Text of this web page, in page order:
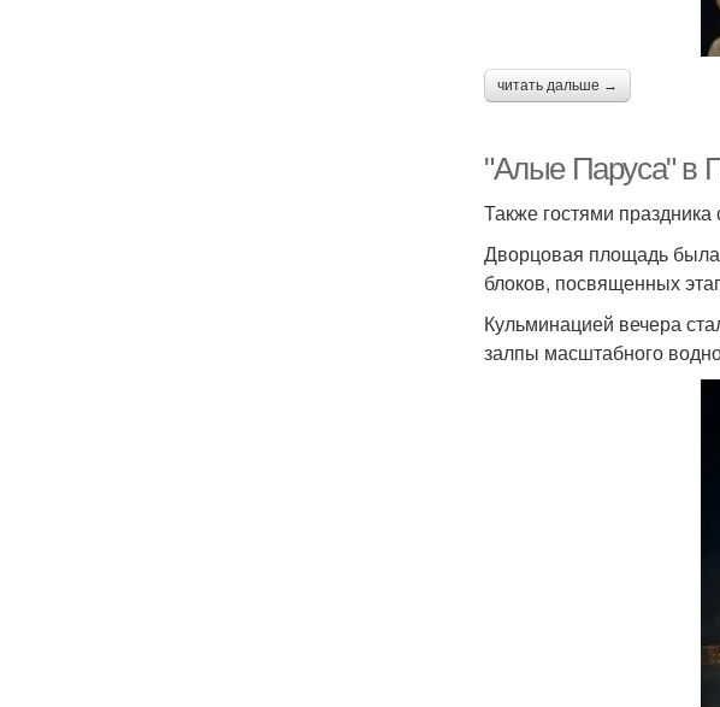
читать дальше →
"Алые Паруса" в
Также гостями
Дворцовая площадь была
блоков, посвященных
Кульминацией вечера
залпы масштабного